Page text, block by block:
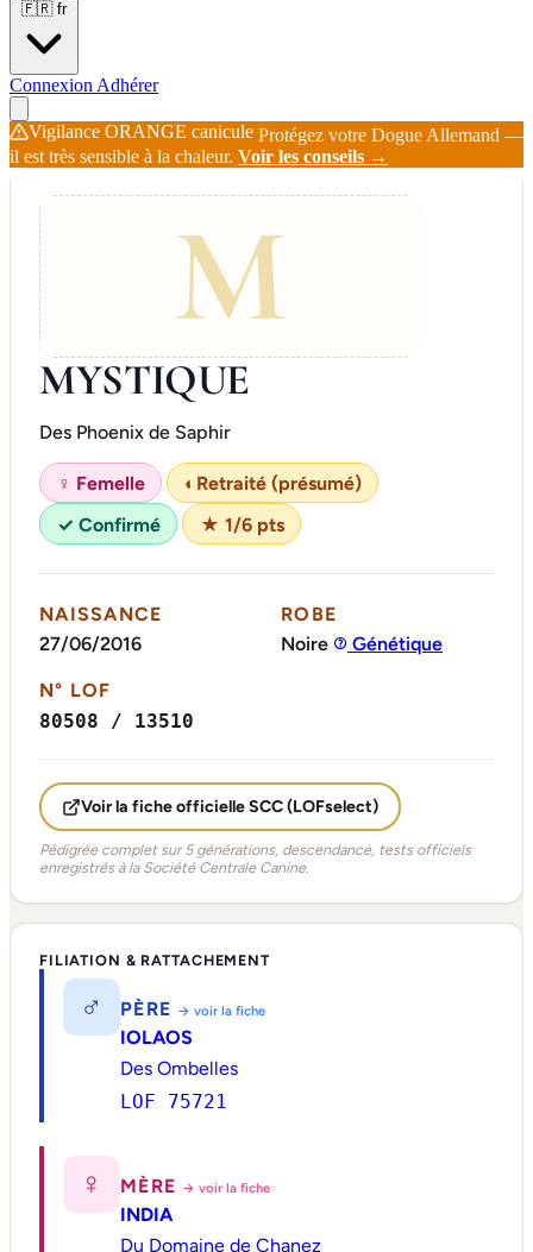
🇫🇷 fr
Connexion Adhérer
Vigilance ORANGE canicule Protégez votre Dogue Allemand —
il est très sensible à la chaleur. Voir les conseils →
M
MYSTIQUE
Des Phoenix de Saphir
♀ Femelle ◐ Retraité (présumé)
✓ Confirmé
★ 1/6 pts
NAISSANCE
27/06/2016
ROBE
Noire
Génétique
N° LOF
80508 / 13510
Voir la fiche officielle SCC (LOFselect)
Pédigrée complet sur 5 générations, descendance, tests officiels
enregistrés à la Société Centrale Canine.
FILIATION & RATTACHEMENT
♂ PÈRE → voir la fiche
IOLAOS
Des Ombelles
LOF 75721
♀ MÈRE → voir la fiche
INDIA
Du Domaine de Chanez